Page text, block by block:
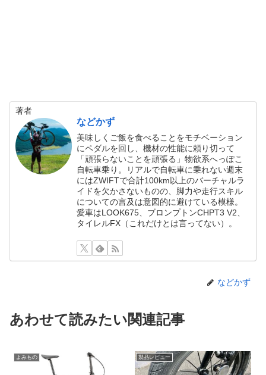
著者
などかず
美味しくご飯を食べることをモチベーション
にペダルを回し、機材の性能に頼り切って
「頑張らないことを頑張る」物欲系へっぽこ
自転車乗り。リアルで自転車に乗れない週末
にはZWIFTで合計100km以上のバーチャルラ
イドを欠かさないものの、脚力や走行スキル
についての言及は意図的に避けている模様。
愛車はLOOK675、ブロンプトンCHPT3 V2、
タイレルFX（これだけとは言ってない）。
などかず
あわせて読みたい関連記事
よみもの 製品レビュー